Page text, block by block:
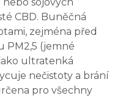
CBD. Buněčná
zejména před
PM2,5 (jemné
ultratenká
nečistoty a brání
pro všechny